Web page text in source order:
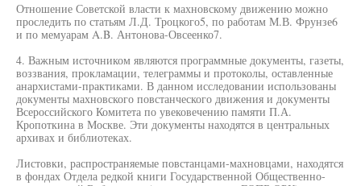
Отношение Советской власти к махновскому движению можно
проследить по статьям Л.Д. Троцкого5, по работам М.В. Фрунзе6
и по мемуарам A.B. Антонова-Овсеенко7.
4. Важным источником являются программные документы, газеты,
воззвания, прокламации, телеграммы и протоколы, оставленные
анархистами-практиками. В данном исследовании использованы
документы махновского повстанческого движения и документы
Всероссийского Комитета по увековечению памяти П.А.
Кропоткина в Москве. Эти документы находятся в центральных
архивах и библиотеках.
Листовки, распространяемые повстанцами-махновцами, находятся
в фондах Отдела редкой книги Государственной Общественно-